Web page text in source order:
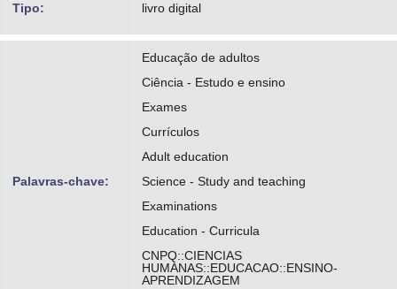
Tipo: livro digital
Palavras-chave:
Educação de adultos
Ciência - Estudo e ensino
Exames
Currículos
Adult education
Science - Study and teaching
Examinations
Education - Curricula
CNPQ::CIENCIAS
HUMANAS::EDUCACAO::ENSINO-
APRENDIZAGEM